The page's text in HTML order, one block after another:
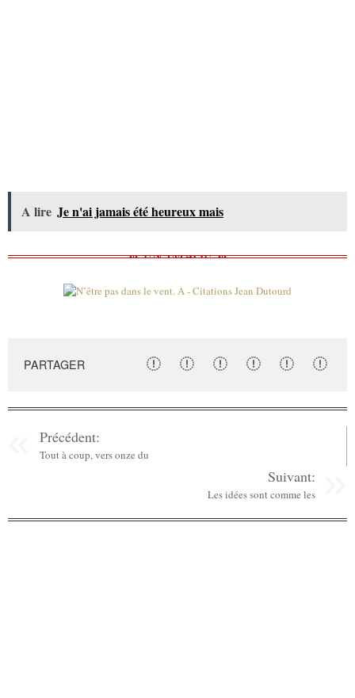
A lire Je n'ai jamais été heureux mais
PARTAGER
Précédent:
Tout à coup, vers onze du
Suivant:
Les idées sont comme les